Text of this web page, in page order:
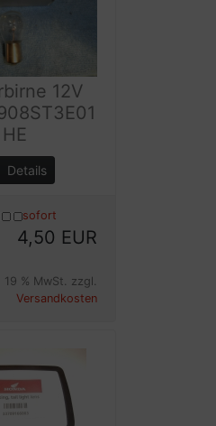
12V
HE
Details
sofort
4,50 EUR
19 % MwSt. zzgl.
Versandkosten